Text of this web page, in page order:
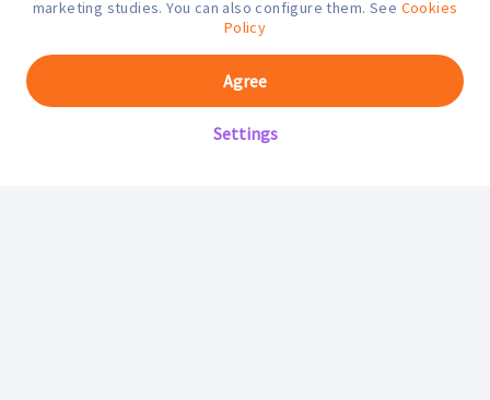
¿En qué podemos ayudarte hoy?
marketing studies. You can also configure them. See Cookies
Policy
Settings
Agree